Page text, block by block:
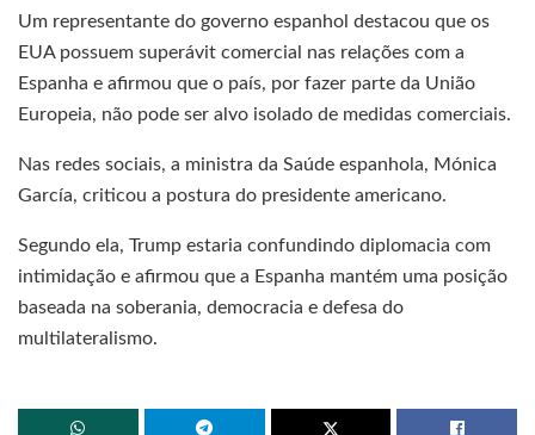
Um representante do governo espanhol destacou que os
EUA possuem superávit comercial nas relações com a
Espanha e afirmou que o país, por fazer parte da União
Europeia, não pode ser alvo isolado de medidas comerciais.
Nas redes sociais, a ministra da Saúde espanhola, Mónica
García, criticou a postura do presidente americano.
Segundo ela, Trump estaria confundindo diplomacia com
intimidação e afirmou que a Espanha mantém uma posição
baseada na soberania, democracia e defesa do
multilateralismo.